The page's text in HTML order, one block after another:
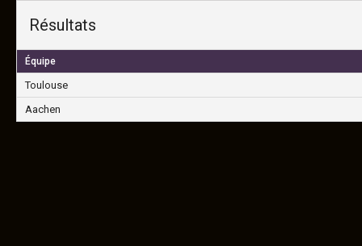
Résultats
Équipe
Toulouse
Aachen